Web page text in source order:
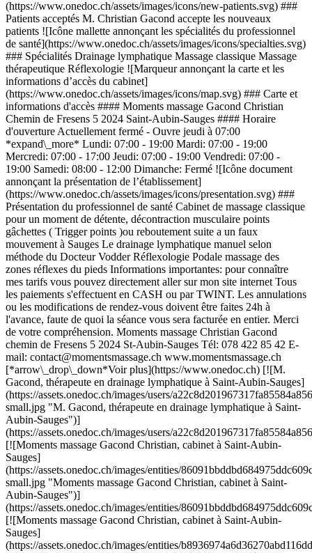
(https://www.onedoc.ch/assets/images/icons/new-patients.svg) ###
Patients acceptés M. Christian Gacond accepte les nouveaux
patients ![Icône mallette annonçant les spécialités du professionnel
de santé](https://www.onedoc.ch/assets/images/icons/specialties.svg)
### Spécialités Drainage lymphatique Massage classique Massage
thérapeutique Réflexologie ![Marqueur annonçant la carte et les
informations d’accès du cabinet]
(https://www.onedoc.ch/assets/images/icons/map.svg) ### Carte et
informations d'accès #### Moments massage Gacond Christian
Chemin de Fresens 5 2024 Saint-Aubin-Sauges #### Horaire
d'ouverture Actuellement fermé - Ouvre jeudi à 07:00
*expand\_more* Lundi: 07:00 - 19:00 Mardi: 07:00 - 19:00
Mercredi: 07:00 - 17:00 Jeudi: 07:00 - 19:00 Vendredi: 07:00 -
19:00 Samedi: 08:00 - 12:00 Dimanche: Fermé ![Icône document
annonçant la présentation de l’établissement]
(https://www.onedoc.ch/assets/images/icons/presentation.svg) ###
Présentation du professionnel de santé Cabinet de massage classique
pour un moment de détente, décontraction musculaire points
gâchettes ( Trigger points )ou reboutement suite a un faux
mouvement à Sauges Le drainage lymphatique manuel selon
méthode du Docteur Vodder Réflexologie Podale massage des
zones réflexes du pieds Informations importantes: pour connaître
mes tarifs vous pouvez directement aller sur mon site internet Tous
les paiements s'effectuent en CASH ou par TWINT. Les annulations
ou les modifications de rendez-vous doivent être faites 24h à
l'avance, faute de quoi la séance vous sera facturée en entier. Merci
de votre compréhension. Moments massage Christian Gacond
chemin de Fresens 5 2024 St-Aubin-Sauges Tél: 078 422 85 42 E-
mail: contact@momentsmassage.ch www.momentsmassage.ch
[*arrow\_drop\_down*Voir plus](https://www.onedoc.ch) [![M.
Gacond, thérapeute en drainage lymphatique à Saint-Aubin-Sauges]
(https://assets.onedoc.ch/images/users/
small.jpg "M. Gacond, thérapeute en drainage lymphatique à Saint-
Aubin-Sauges")]
(https://assets.onedoc.ch/images/users/
[![Moments massage Gacond Christian, cabinet à Saint-Aubin-
Sauges]
(https://assets.onedoc.ch/images/entities/
small.jpg "Moments massage Gacond Christian, cabinet à Saint-
Aubin-Sauges")]
(https://assets.onedoc.ch/images/entities/
[![Moments massage Gacond Christian, cabinet à Saint-Aubin-
Sauges]
(https://assets.onedoc.ch/images/entities/